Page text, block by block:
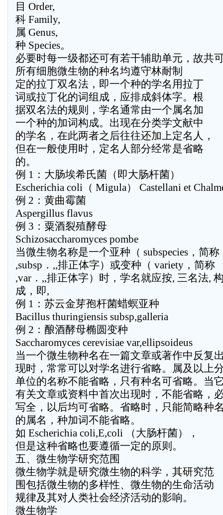
目 Order,
科 Family,
属 Genus,
种 Species。
必要时每一级都还可有若干辅助单元，故共
所有细胞微生物的种名均遵守林耐制
定的拉丁双名法，即一个种的学名用拉丁
词或拉丁化的词组成，应排成斜体字。根
据双名法的规则，学名通常由一个属名加
一个种的加词构成。出现在分类学文献中
的学名，在此两者之后往往还加上定名人，
但在一般使用时，定名人部分经常是省略
的。
例 1：大肠埃希氏菌（即大肠杆菌）
Escherichia coli（ Migula） Castellani et
例 2：黄曲霉菌
Aspergillus flavus
例 3：粟酒裂殖酵母
Schizosaccharomyces pombe
当微生物名称是一个亚种（ subspecies，简称
,subsp．,,排正体字）或变种（ variety，简称
,var．,,排正体字）时，学名就应按, 三名法,
成，即,
例 1：苏云金芽孢杆菌蜡螟亚种
Bacillus thuringiensis subsp,galleria
例 2：酿酒酵母椭圆变种
Saccharomyces cerevisiae var,ellipsoideus
当一个微生物种名在一篇文章或著作中反复
现时，常常可以对学名进行省略。属及以上
单位的名称不能省略，只有种名可省略。当
有关文章或资料中首次出现时，不能省略，
写全，以后均可省略。省略时，只能简略种
的属名，种加词不能省略。
如 Escherichia coli,E,coli （大肠杆菌），
但是这种省略也要遵循一定的原则。
五、微生物学研究范围
微生物学就是研究微生物的科学，其研究范
围包括微生物的多样性、微生物的生命活动
规律及其对人类社会经济活动的影响。
微生物学